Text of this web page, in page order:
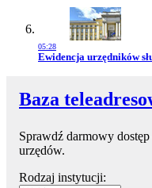
05:28
Przejdź do artykułu:
Ewidencja urzędników
Baza
Sprawdź darmowy
urzędów.
Rodzaj instytucji: